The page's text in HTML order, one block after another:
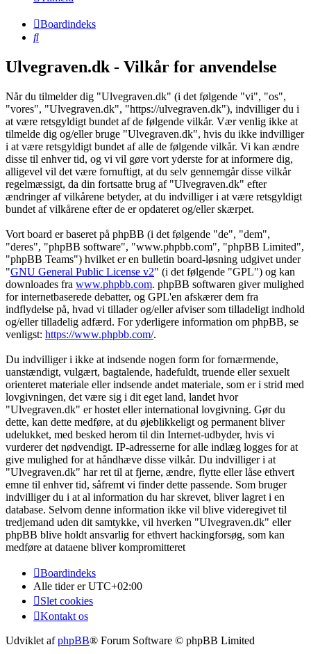
Boardindeks
Søg
Ulvegraven.dk - Vilkår for anvendelse
Når du tilmelder dig "Ulvegraven.dk" (i det følgende "vi", "os",
"vores", "Ulvegraven.dk", "https://ulvegraven.dk"), indvilliger du i
at være retsgyldigt bundet af de følgende vilkår. Vær venlig ikke at
tilmelde dig og/eller bruge "Ulvegraven.dk", hvis du ikke indvilliger
i at være retsgyldigt bundet af alle de følgende vilkår. Vi kan ændre
disse til enhver tid, og vi vil gøre vort yderste for at informere dig,
alligevel vil det være fornuftigt, at du selv gennemgår disse vilkår
regelmæssigt, da din fortsatte brug af "Ulvegraven.dk" efter
ændringer af vilkårene betyder, at du indvilliger i at være retsgyldigt
bundet af vilkårene efter de er opdateret og/eller skærpet.
Vort board er baseret på phpBB (i det følgende "de", "dem",
"deres", "phpBB software", "www.phpbb.com", "phpBB Limited",
"phpBB Teams") hvilket er en bulletin board-løsning udgivet under
"GNU General Public License v2" (i det følgende "GPL") og kan
downloades fra www.phpbb.com. phpBB softwaren giver mulighed
for internetbaserede debatter, og GPL'en afskærer dem fra
indflydelse på, hvad vi tillader og/eller afviser som tilladeligt indhold
og/eller tilladelig adfærd. For yderligere information om phpBB, se
venligst: https://www.phpbb.com/.
Du indvilliger i ikke at indsende nogen form for fornærmende,
uanstændigt, vulgært, bagtalende, hadefuldt, truende eller sexuelt
orienteret materiale eller indsende andet materiale, som er i strid med
lovgivningen, det være sig i dit eget land, landet hvor
"Ulvegraven.dk" er hostet eller international lovgivning. Gør du
dette, kan dette medføre, at du øjeblikkeligt og permanent bliver
udelukket, med besked herom til din Internet-udbyder, hvis vi
vurderer det nødvendigt. IP-adresserne for alle indlæg logges for at
give mulighed for at håndhæve disse vilkår. Du indvilliger i at
"Ulvegraven.dk" har ret til at fjerne, ændre, flytte eller låse ethvert
emne til enhver tid, såfremt vi finder dette passende. Som bruger
indvilliger du i at al information du har skrevet, bliver lagret i en
database. Selvom denne information ikke vil blive videregivet til
tredjemand uden dit samtykke, vil hverken "Ulvegraven.dk" eller
phpBB blive holdt ansvarlig for ethvert hackingforsøg, som kan
medføre at dataene bliver kompromitteret
Boardindeks
Alle tider erUTC+02:00
Slet cookies
Kontakt os
Udviklet afphpBB® Forum Software © phpBB Limited